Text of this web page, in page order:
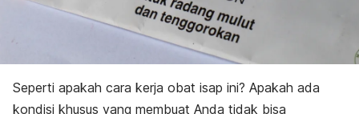
Seperti apakah cara kerja obat isap ini? Apakah ada
kondisi khusus yang membuat Anda tidak bisa